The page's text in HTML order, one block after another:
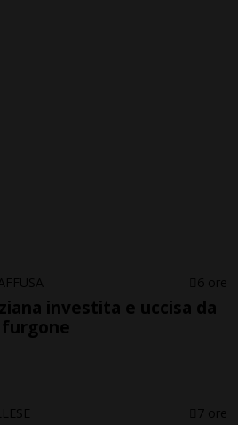
6 ore
investita e uccisa da
7 ore